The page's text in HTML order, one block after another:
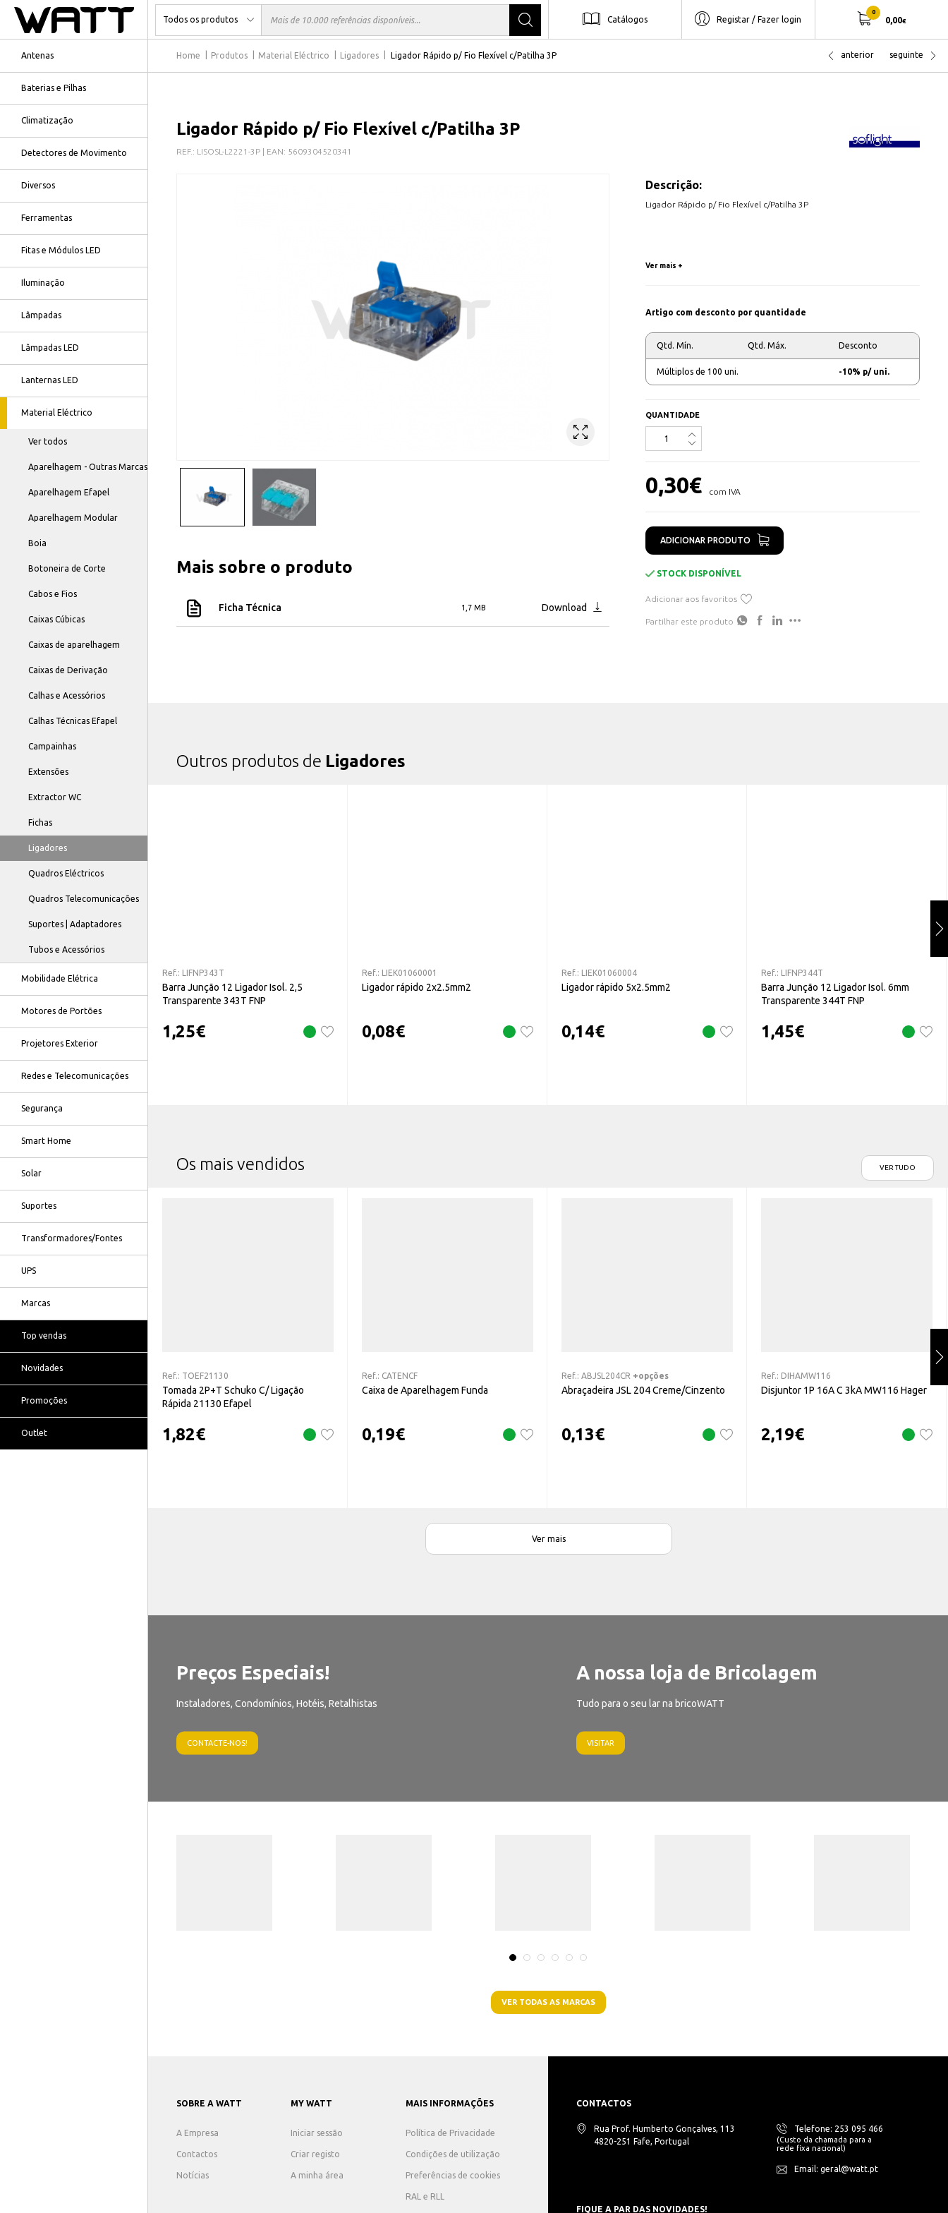
Antenas
Baterias e Pilhas
Climatização
Detectores de Movimento
Diversos
Ferramentas
Fitas e Módulos LED
Iluminação
Lâmpadas
Lâmpadas LED
Lanternas LED
Material Eléctrico
Ver todos
Aparelhagem - Outras Marcas
Aparelhagem Efapel
Aparelhagem Modular
Boia
Botoneira de Corte
Cabos e Fios
Caixas Cúbicas
Caixas de aparelhagem
Caixas de Derivação
Calhas e Acessórios
Calhas Técnicas Efapel
Campainhas
Extensões
Extractor WC
Fichas
Ligadores
Quadros Eléctricos
Quadros Telecomunicações
Suportes | Adaptadores
Tubos e Acessórios
Mobilidade Elétrica
Motores de Portões
Projetores Exterior
Redes e Telecomunicações
Segurança
Smart Home
Solar
Suportes
Transformadores/Fontes
UPS
Marcas
Top vendas
Novidades
Promoções
Outlet
Catálogos Registar / Fazer login
0
0,00€
Home Produtos Material Eléctrico Ligadores Ligador Rápido p/ Fio Flexível c/Patilha 3P anterior seguinte
Ligador Rápido p/ Fio Flexível c/Patilha 3P
REF.: LISOSL-L2221-3P | EAN: 5609304520341
Mais sobre o produto
Ficha Técnica 1,7 MB Download
Descrição:
Ligador Rápido p/ Fio Flexível c/Patilha 3P
Ver mais +
Artigo com desconto por quantidade
Qtd. Mín. Qtd. Máx. Desconto
Múltiplos de 100 uni. -10% p/ uni.
QUANTIDADE
0,30€ com IVA
ADICIONAR PRODUTO
STOCK DISPONÍVEL
Adicionar aos favoritos
Partilhar este produto
Outros produtos de Ligadores
Ref.: LIFNP343T
Barra Junção 12 Ligador Isol. 2,5
Transparente 343T FNP
1,25€
Ref.: LIEK01060001
Ligador rápido 2x2.5mm2
0,08€
Ref.: LIEK01060004
Ligador rápido 5x2.5mm2
0,14€
Ref.: LIFNP344T
Barra Junção 12 Ligador Isol. 6mm
Transparente 344T FNP
1,45€
Os mais vendidos VER TUDO
Ref.: TOEF21130
Tomada 2P+T Schuko C/ Ligação
Rápida 21130 Efapel
1,82€
Ref.: CATENCF
Caixa de Aparelhagem Funda
0,19€
Ref.: ABJSL204CR +opções
Abraçadeira JSL 204 Creme/Cinzento
0,13€
Ref.: DIHAMW116
Disjuntor 1P 16A C 3kA MW116 Hager
2,19€
Ver mais
Preços Especiais!
Instaladores, Condomínios, Hotéis, Retalhistas
CONTACTE-NOS!
A nossa loja de Bricolagem
Tudo para o seu lar na bricoWATT
VISITAR
VER TODAS AS MARCAS
SOBRE A WATT
A Empresa
Contactos
Notícias
MY WATT
Iniciar sessão
Criar registo
A minha área
MAIS INFORMAÇÕES
Política de Privacidade
Condições de utilização
Preferências de cookies
RAL e RLL
CONTACTOS
Rua Prof. Humberto Gonçalves, 113
4820-251 Fafe, Portugal
Telefone: 253 095 466
(Custo da chamada para a
rede fixa nacional)
Email: geral@watt.pt
FIQUE A PAR DAS NOVIDADES!